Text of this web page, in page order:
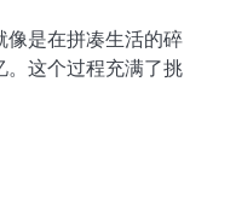
是在拼凑生活的碎
。这个过程充满了挑